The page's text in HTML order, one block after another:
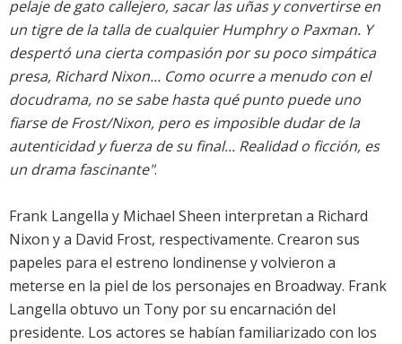
pelaje de gato callejero, sacar las uñas y convertirse en
un tigre de la talla de cualquier Humphry o Paxman. Y
despertó una cierta compasión por su poco simpática
presa, Richard Nixon... Como ocurre a menudo con el
docudrama, no se sabe hasta qué punto puede uno
fiarse de Frost/Nixon, pero es imposible dudar de la
autenticidad y fuerza de su final... Realidad o ficción, es
un drama fascinante".
Frank Langella y Michael Sheen interpretan a Richard
Nixon y a David Frost, respectivamente. Crearon sus
papeles para el estreno londinense y volvieron a
meterse en la piel de los personajes en Broadway. Frank
Langella obtuvo un Tony por su encarnación del
presidente. Los actores se habían familiarizado con los